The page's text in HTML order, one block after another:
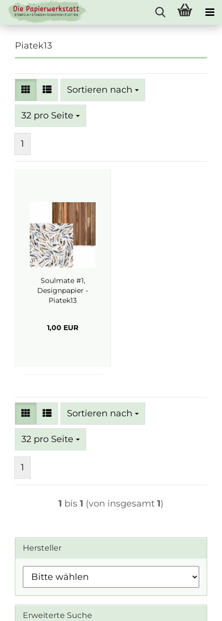
Piatek13
Sortieren nach
Sortieren nach
32 pro Seite
pro Seite
1
Soulmate #1,
Designpapier -
Piatek13
1,00 EUR
Sortieren nach
Sortieren nach
32 pro Seite
pro Seite
1
1 bis 1 (von insgesamt 1)
Hersteller
Erweiterte Suche